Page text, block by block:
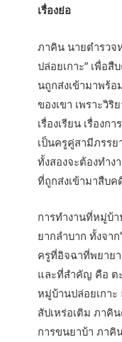
เรื่องย่อ
ภาคิน นายตำรวจ
ปล่อยเกาะ” เพื่อ
นถูกส่งเข้ามาพร้
ของเขา เพราะวิ
เรื่องเรียน เรื่อง
เป็นครูคู่สามีภรรย
ทั้งสองจะต้องทำ
ที่ถูกส่งเข้ามาสืบ
การทำงานที่หมู่บ้
ยากลำบาก ทั้งจา
ครูที่อิจฉาที่พยายา
และที่สำคัญ คือ ต
หมู่บ้านปล่อยเกา
สัปเหร่อเติม ภาคิ
การขนยาบ้า ภาคิ